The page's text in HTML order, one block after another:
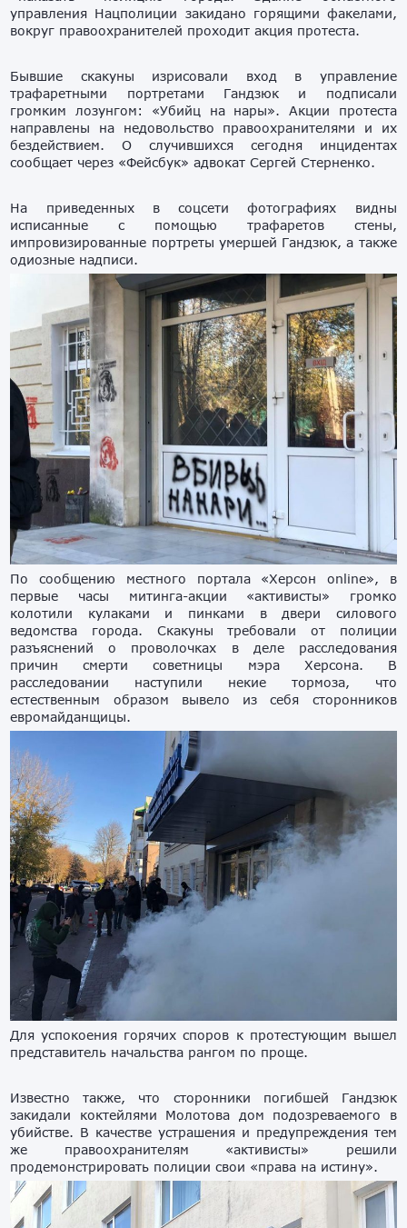
управления Нацполиции закидано горящими факелами,
вокруг правоохранителей проходит акция протеста.
Бывшие скакуны изрисовали вход в управление
трафаретными портретами Гандзюк и подписали
громким лозунгом: «Убийц на нары». Акции протеста
направлены на недовольство правоохранителями и их
бездействием. О случившихся сегодня инцидентах
сообщает через «Фейсбук» адвокат Сергей Стерненко.
На приведенных в соцсети фотографиях видны
исписанные с помощью трафаретов стены,
импровизированные портреты умершей Гандзюк, а также
одиозные надписи.
По сообщению местного портала «Херсон online», в
первые часы митинга-акции «активисты» громко
колотили кулаками и пинками в двери силового
ведомства города. Скакуны требовали от полиции
разъяснений о проволочках в деле расследования
причин смерти советницы мэра Херсона. В
расследовании наступили некие тормоза, что
естественным образом вывело из себя сторонников
евромайданщицы.
Для успокоения горячих споров к протестующим вышел
представитель начальства рангом по проще.
Известно также, что сторонники погибшей Гандзюк
закидали коктейлями Молотова дом подозреваемого в
убийстве. В качестве устрашения и предупреждения тем
же правоохранителям «активисты» решили
продемонстрировать полиции свои «права на истину».